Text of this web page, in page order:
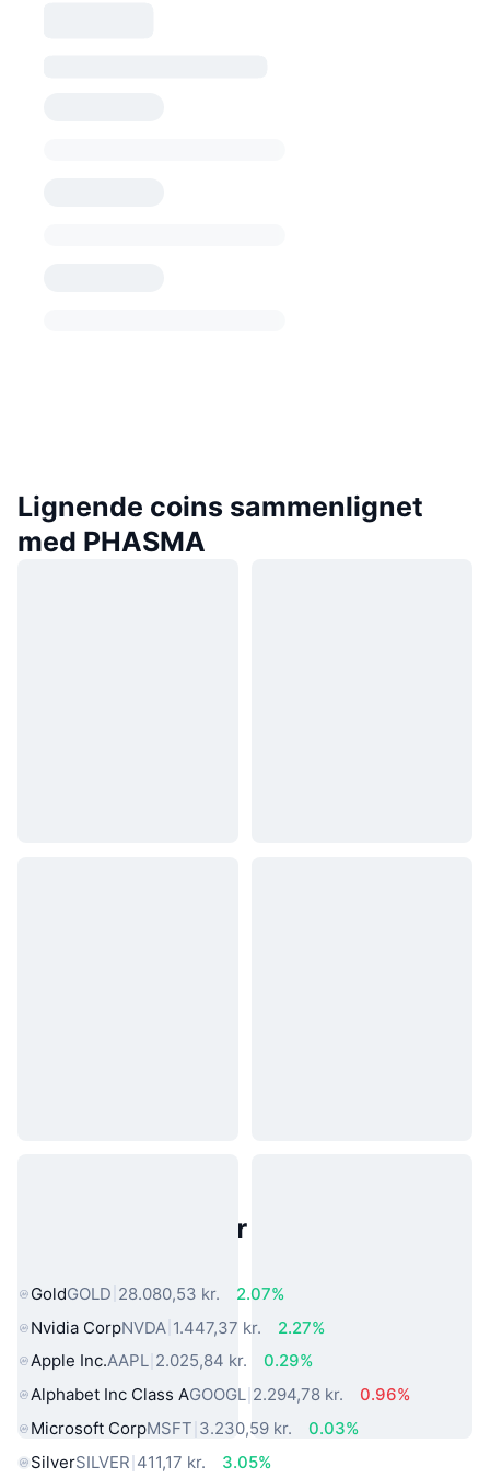
Lignende coins sammenlignet
med PHASMA
Populære aktiver fra den virkelige
GoldGOLD 28.080,53 kr.
2.07%
Nvidia CorpNVDA 1.447,37 kr.
2.27%
Apple Inc.AAPL 2.025,84 kr.
0.29%
Alphabet Inc Class AGOOGL 2.294,78 kr.
0.96%
Microsoft CorpMSFT 3.230,59 kr.
0.03%
SilverSILVER 411,17 kr. 3.05%